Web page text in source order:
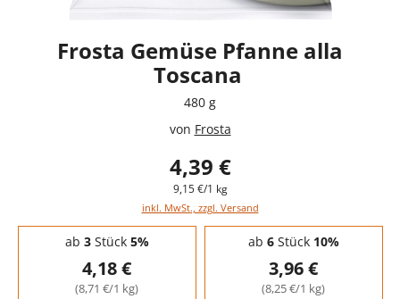
Frosta Gemüse Pfanne alla
Toscana
480 g
von Frosta
4,39 €
9,15 €/1 kg
inkl. MwSt., zzgl. Versand
Staffelpreise - Mengenrabatt
ab 3Stück 5%
4,18 €
(8,71 €/1 kg)
ab 6Stück 10%
3,96 €
(8,25 €/1 kg)